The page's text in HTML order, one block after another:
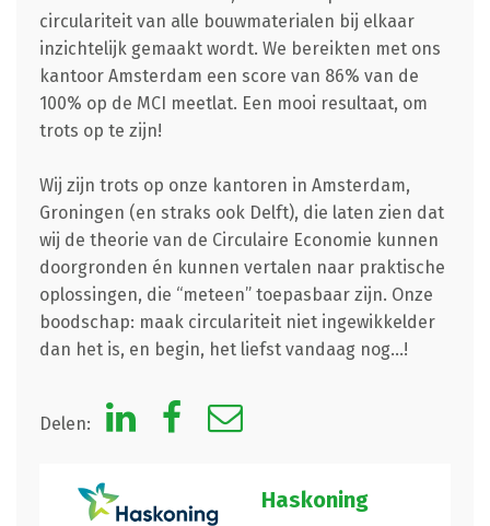
circulariteit van alle bouwmaterialen bij elkaar
inzichtelijk gemaakt wordt. We bereikten met ons
kantoor Amsterdam een score van 86% van de
100% op de MCI meetlat. Een mooi resultaat, om
trots op te zijn!
Wij zijn trots op onze kantoren in Amsterdam,
Groningen (en straks ook Delft), die laten zien dat
wij de theorie van de Circulaire Economie kunnen
doorgronden én kunnen vertalen naar praktische
oplossingen, die “meteen” toepasbaar zijn. Onze
boodschap: maak circulariteit niet ingewikkelder
dan het is, en begin, het liefst vandaag nog…!
Delen:
Haskoning